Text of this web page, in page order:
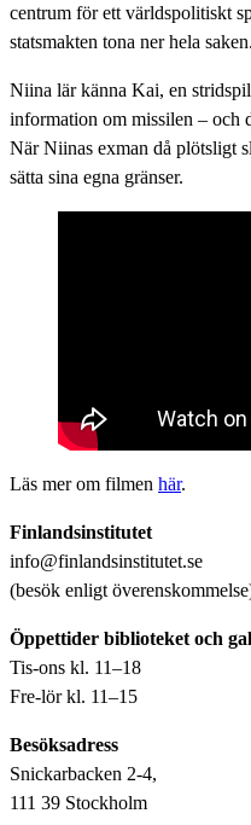
centrum för ett världspolitiskt
statsmakten tona ner hela saken.
Niina lär känna Kai, en
information om missilen – och
När Niinas exman då plötsligt
sätta sina egna gränser.
Läs mer om filmen här.
Finlandsinstitutet
info@finlandsinstitutet.se
(besök enligt
Öppettider biblioteket och
Tis-ons kl. 11–18
Fre-lör kl. 11–15
Besöksadress
Snickarbacken 2-4,
111 39 Stockholm